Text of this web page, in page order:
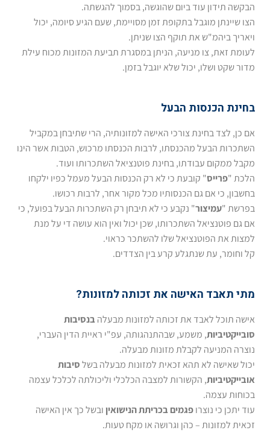
הבקשה תידון עוד ביום שהוגשה, בסמוך להגשתה.
הצו שיינתן מוגבל בתקופת זמן מסויימת, שעם הגיע סיומה, יכול
ויאריך ביהמ"ש את תוקף הצו שניתן.
לעומת זאת, צו מניעה, הניתן במסגרת תביעת המזונות מכוח עילת
מדור שקט ושלו, יכול שלא יוגבל בזמן.
בחינת הכנסות הבעל
אם כן, לצד בחינת צורכי האישה למזונותיה, הרי שתיבחן במקביל
השתכרות הבעל מהכנסתו, לרבות הכנסתו מרכוש, הטבות אשר הינו
מקבל ממקום עבודתו, בחינת פוטנציאל השתכרותו ועוד.
הלכת "פרייס" קובעת כי לא רק הכנסות הבעל מעמל כפיו ילקחו
בחשבון, כי אם גם הכנסותיו מכל מקור אחר, לרבות רכושו.
בפרשת "עמיצור" נקבע כי לא תיבחן רק השתכרות הבעל בפועל, כי
אם גם פוטנציאל השתכרותו, שכן יכול ואין הוא עושה די על מנת
למצות את הפוטנציאל שלו להשתכר כראוי.
קל וחומר, עת שנתגלע קרע בין הצדדים.
מתי תאבד האישה את זכותה למזונות?
אישה תוכל לאבד את זכותה למזונות מבעלהבנסיבות
סובייקטיביות, משמע, שבהתנהגותה, עפ"י ראיית הדין העברי,
נוצרה המניעה לקבלת מזונות מבעלה.
יכול שאישה לא תהא זכאית למזונות מבעלה בשלסיבות
אובייקטיביות, הקשורות למצבה הכלכלי וליכולתה לכלכל עצמה
בכוחות עצמה.
עוד יתכן כי נוצרופגמים בכריתת הנישואין ובשל כך אין האישה
זכאית למזונות – כהן וגרושה או מקח טעות.